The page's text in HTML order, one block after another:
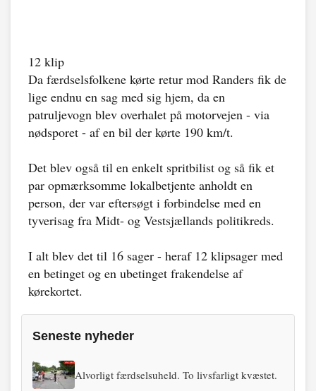
12 klip
Da færdselsfolkene kørte retur mod Randers fik de
lige endnu en sag med sig hjem, da en
patruljevogn blev overhalet på motorvejen - via
nødsporet - af en bil der kørte 190 km/t.
Det blev også til en enkelt spritbilist og så fik et
par opmærksomme lokalbetjente anholdt en
person, der var eftersøgt i forbindelse med en
tyverisag fra Midt- og Vestsjællands politikreds.
I alt blev det til 16 sager - heraf 12 klipsager med
en betinget og en ubetinget frakendelse af
kørekortet.
Seneste nyheder
Alvorligt færdselsuheld. To livsfarligt kvæstet.